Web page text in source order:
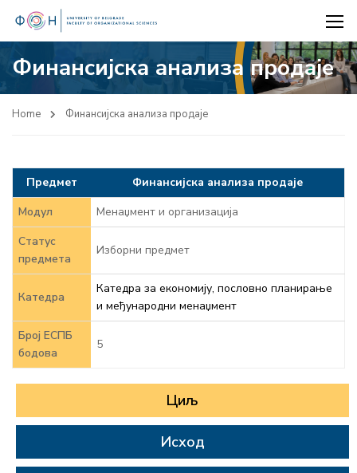
Финансијска анализа продаје
Home Финансијска анализа продаје
Предмет
Финансијска анализа продаје
Модул
Менаџмент и организација
Статус
предмета
Изборни предмет
Катедра
Катедра за економију, пословно планирање
и међународни менаџмент
Број ЕСПБ
бодова
5
Циљ
Исход